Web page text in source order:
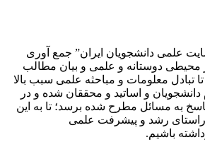
دانشجویان ایران” جمع آوری
دوستانه و علمی و بیان مطالب
معلومات و مباحثه علمی سبب بالا
و اساتید و محققان شده و در
به مسائل مطرح شده برسد؛ تا به این
رشد و پیشرفت علمی
باشیم.